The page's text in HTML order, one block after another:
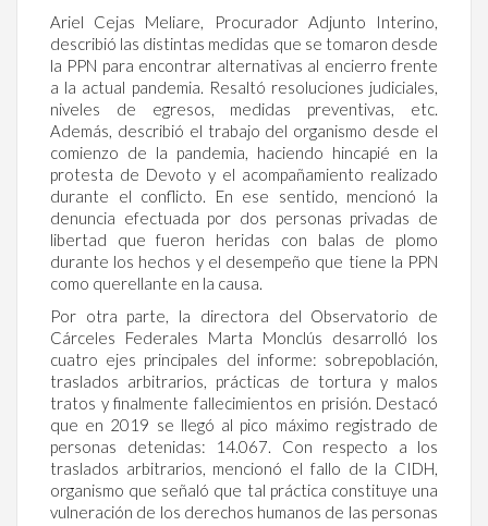
Ariel Cejas Meliare, Procurador Adjunto Interino,
describió las distintas medidas que se tomaron desde
la PPN para encontrar alternativas al encierro frente
a la actual pandemia. Resaltó resoluciones judiciales,
niveles de egresos, medidas preventivas, etc.
Además, describió el trabajo del organismo desde el
comienzo de la pandemia, haciendo hincapié en la
protesta de Devoto y el acompañamiento realizado
durante el conflicto. En ese sentido, mencionó la
denuncia efectuada por dos personas privadas de
libertad que fueron heridas con balas de plomo
durante los hechos y el desempeño que tiene la PPN
como querellante en la causa.
Por otra parte, la directora del Observatorio de
Cárceles Federales Marta Monclús desarrolló los
cuatro ejes principales del informe: sobrepoblación,
traslados arbitrarios, prácticas de tortura y malos
tratos y finalmente fallecimientos en prisión. Destacó
que en 2019 se llegó al pico máximo registrado de
personas detenidas: 14.067. Con respecto a los
traslados arbitrarios, mencionó el fallo de la CIDH,
organismo que señaló que tal práctica constituye una
vulneración de los derechos humanos de las personas